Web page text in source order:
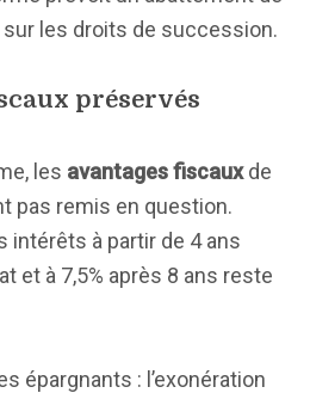
les droits de succession.
préservés
les avantages fiscauxde
pas remis en question.
intérêts à partir de 4 ans
et à 7,5% après 8 ans reste
épargnants : l’exonération